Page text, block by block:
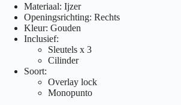
Materiaal: Ijzer
Openingsrichting: Rechts
Kleur: Gouden
Inclusief:
Sleutels x 3
Cilinder
Soort:
Overlay lock
Monopunto